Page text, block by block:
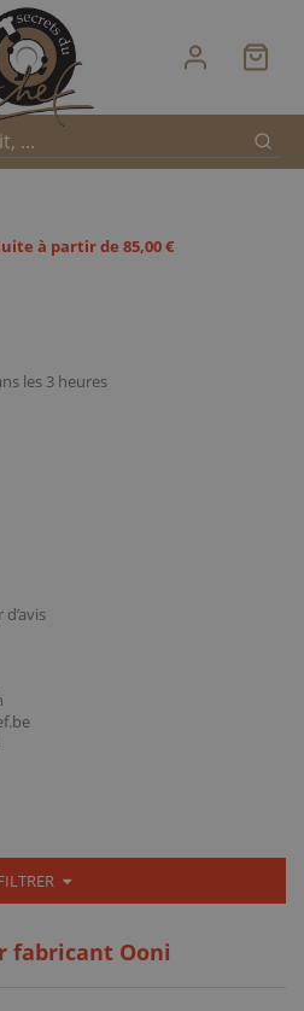
à partir de 85,00 €
les 3 heures
fabricant Ooni